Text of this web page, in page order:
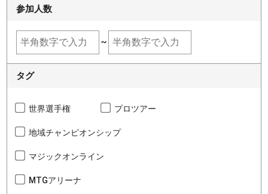
参加人数
~
タグ
世界選手権 プロツアー
地域チャンピオンシップ
マジックオンライン
MTGアリーナ